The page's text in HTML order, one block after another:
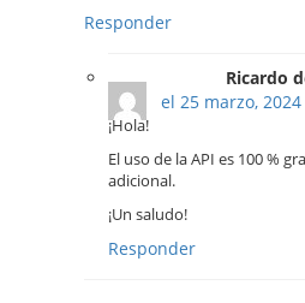
Responder
Ricardo
el 25 marzo,
¡Hola!
El uso de la API es 100 %
adicional.
¡Un saludo!
Responder